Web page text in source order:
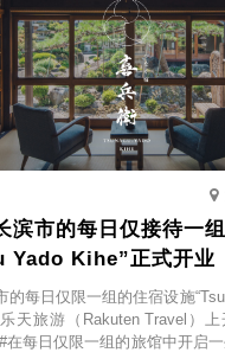
滨市的每日仅接待一
Yado Kihe”正式开业
的每日仅限一组的住宿设施
天旅游（Rakuten Travel）
在每日仅限一组的旅馆中开启